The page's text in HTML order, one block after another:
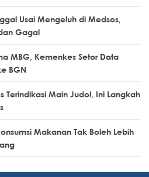
Usai Mengeluh di Medsos,
Gagal
MBG, Kemenkes Setor Data
BGN
Terindikasi Main Judol, Ini Langkah
Makanan Tak Boleh Lebih